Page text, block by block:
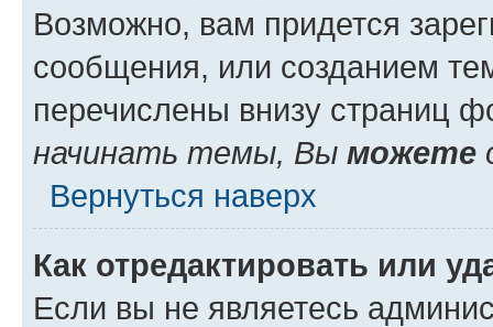
Возможно, вам придется
сообщения, или созданием
перечислены внизу страниц
начинать темы, Вы можете
Вернуться наверх
Как отредактировать или
Если вы не являетесь